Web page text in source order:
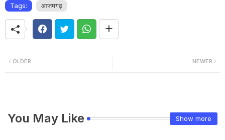
Tags: आजमगढ़
NEWER
OLDER
You May Like Show more